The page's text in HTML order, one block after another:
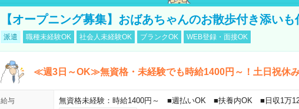
【オープニング募集】おばあちゃんのお散歩付き添いも
派遣 職種未経験OK 社会人未経験OK ブランクOK WEB登録・面接OK
≪週3日～OK≫無資格・未経験でも時給1400円～！土日祝休み
給与 無資格未経験：時給1400円～ ■週払いOK ■扶養内OK ■日収1万